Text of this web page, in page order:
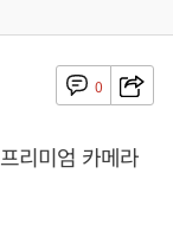
0
리미엄 카메라